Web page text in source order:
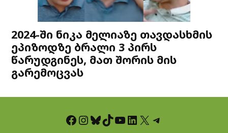
2024-ში ნიკა მელიაზე თავდასხმის
ეპიზოდზე ბრალი 3 პირს
წარუდგინეს, მათ შორის მის
გარემოცვას
Facebook InstagramBluesky TikTok YouTube LinkedIn X Telegram